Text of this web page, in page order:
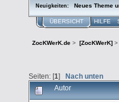
Neuigkeiten: Neues Theme
ÜBERSICHT HILFE
ZocKWerK.de > [ZocKWerK] >
Seiten: [1] Nach unten
Autor